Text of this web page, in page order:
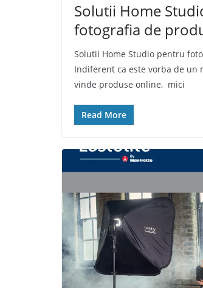
Solutii Home
fotografia de
Solutii Home Studio pentru
Indiferent ca este vorba de un
vinde produse online, mici
Read More